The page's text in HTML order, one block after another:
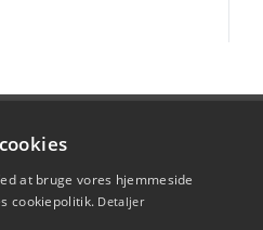
at bruge vores hjemmeside
cookiepolitik. Detaljer